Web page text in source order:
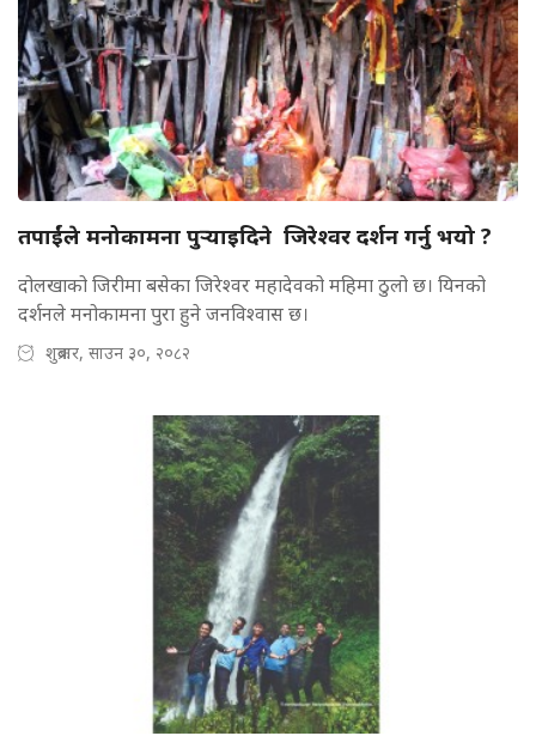
तपाईंले मनोकामना पुर्‍याइदिने जिरेश्वर दर्शन गर्नु भयो ?
दोलखाको जिरीमा बसेका जिरेश्वर महादेवको महिमा ठुलो छ। यिनको
दर्शनले मनोकामना पुरा हुने जनविश्वास छ।
शुक्रबार, साउन ३०, २०८२